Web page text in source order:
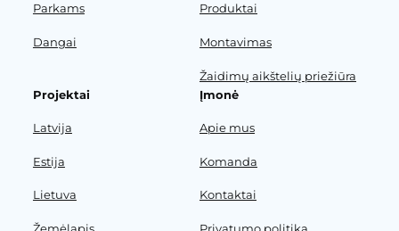
Parkams
Dangai
Produktai
Montavimas
Žaidimų aikštelių priežiūra
Projektai
Latvija
Estija
Lietuva
Įmonė
Apie mus
Komanda
Kontaktai